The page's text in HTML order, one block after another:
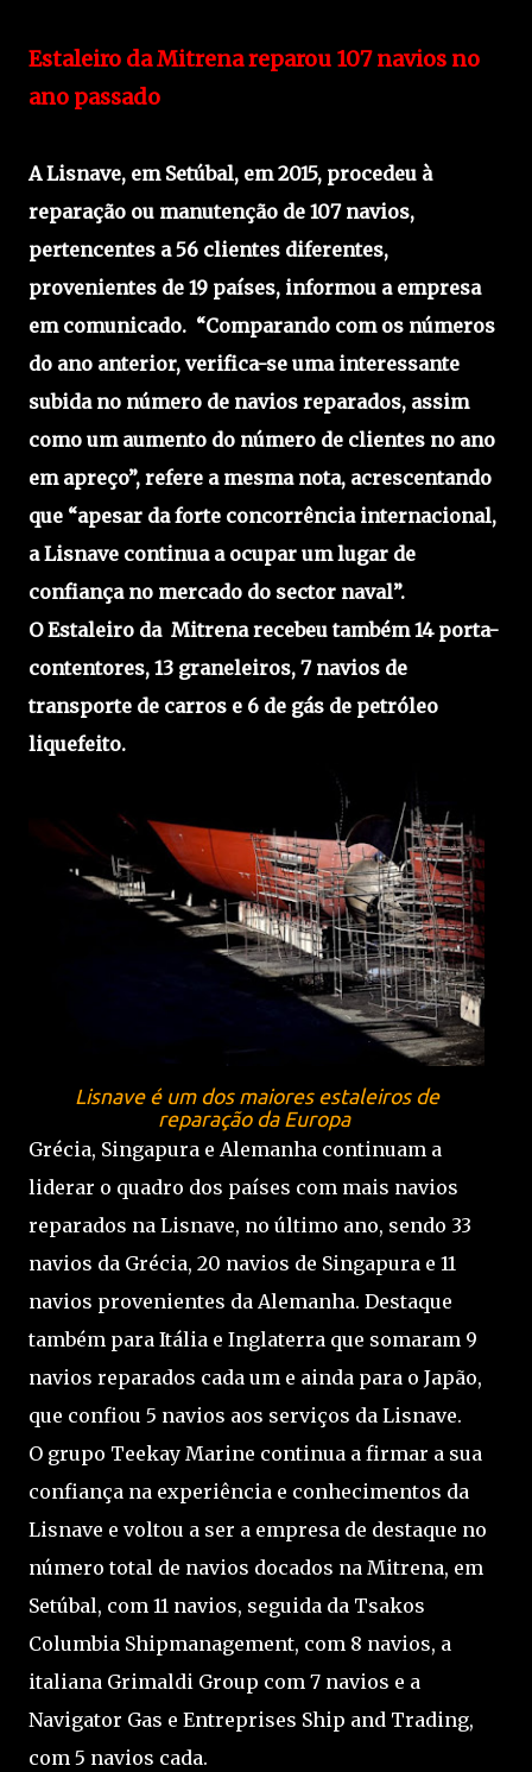
Estaleiro da Mitrena reparou 107 navios no
ano passado
A Lisnave, em Setúbal, em 2015, procedeu à
reparação ou manutenção de 107 navios,
pertencentes a 56 clientes diferentes,
provenientes de 19 países, informou a empresa
em comunicado. “Comparando com os números
do ano anterior, verifica-se uma interessante
subida no número de navios reparados, assim
como um aumento do número de clientes no ano
em apreço”, refere a mesma nota, acrescentando
que “apesar da forte concorrência internacional,
a Lisnave continua a ocupar um lugar de
confiança no mercado do sector naval”.
O Estaleiro da Mitrena recebeu também 14 porta-
contentores, 13 graneleiros, 7 navios de
transporte de carros e 6 de gás de petróleo
liquefeito.
Lisnave é um dos maiores estaleiros de
reparação da Europa
Grécia, Singapura e Alemanha continuam a
liderar o quadro dos países com mais navios
reparados na Lisnave, no último ano, sendo 33
navios da Grécia, 20 navios de Singapura e 11
navios provenientes da Alemanha. Destaque
também para Itália e Inglaterra que somaram 9
navios reparados cada um e ainda para o Japão,
que confiou 5 navios aos serviços da Lisnave.
O grupo Teekay Marine continua a firmar a sua
confiança na experiência e conhecimentos da
Lisnave e voltou a ser a empresa de destaque no
número total de navios docados na Mitrena, em
Setúbal, com 11 navios, seguida da Tsakos
Columbia Shipmanagement, com 8 navios, a
italiana Grimaldi Group com 7 navios e a
Navigator Gas e Entreprises Ship and Trading,
com 5 navios cada.